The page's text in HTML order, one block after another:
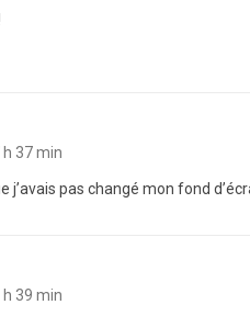
37 min
j’avais pas changé mon fond
39 min